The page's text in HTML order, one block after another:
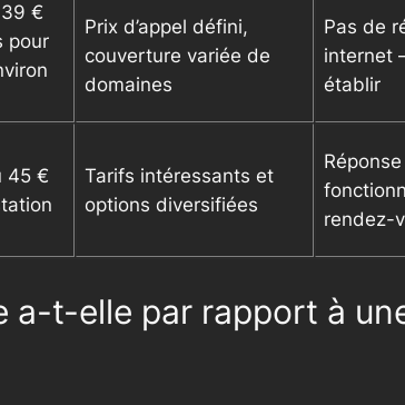
€
pour
Prix d’appel défini,
couverture variée de
domaines
Pas de
internet
établir
45 €
Tarifs intéressants et
options diversifiées
rendez-
a-t-elle par rapport à